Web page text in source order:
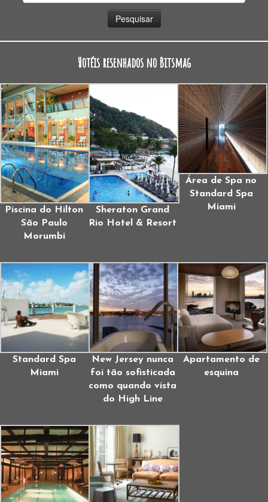
Hotéis resenhados no Bitsmag
Piscina do Hilton
São Paulo
Morumbi
Sheraton Grand
Rio Hotel & Resort
Área de Spa no
Standard Spa
Miami
Standard Spa
Miami
New Jersey nunca
foi tão sofisticada
como quando vista
do High Line
Apartamento de
esquina